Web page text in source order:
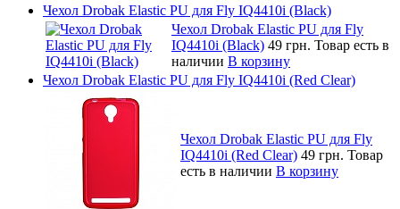
Чехол Drobak Elastic PU для Fly IQ4410i (Black)
Чехол Drobak Elastic PU для Fly
IQ4410i (Black) 49 грн. Товар есть в
наличии В корзину
Чехол Drobak Elastic PU для Fly IQ4410i (Red Clear)
Чехол Drobak Elastic PU для Fly
IQ4410i (Red Clear) 49 грн. Товар
есть в наличии В корзину